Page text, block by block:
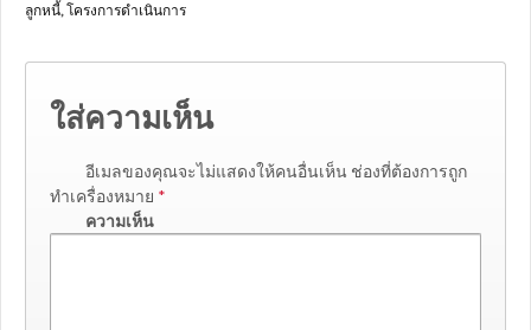
ลูกหนี้,โครงการดำเนินการ
ใส่ความเห็น
อีเมลของคุณจะไม่แสดงให้คนอื่นเห็น ช่องที่ต้องการถูก
ทำเครื่องหมาย *
ความเห็น